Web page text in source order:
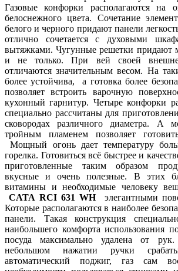
Газовые конфорки располагаются на
белоснежного цвета. Сочетание
белого и черного придают панели
отлично сочетается с духовыми
вытяжками. Чугунные решетки придают
и не только. При вей своей
отличаются значительным весом. На
более устойчива, а готовка более
позволяет встроить варочную
кухонный гарнитур. Четыре конфорки
специально рассчитаны для
сковородах различного диаметра. А
тройным пламенем позволяет
Мощный огонь дает температуру
горелка. Готовиться всё быстрее и
приготовленные таким образом
вкусные и очень полезные. В этих
витамины и необходимые человеку
CATA RCI 631 WH элегантными
Которые располагаются в наиболее
панели. Такая конструкция
наибольшего комфорта использования
посуда максимально удалена от
небольшом нажатии ручки
автоматический поджиг, газ сам